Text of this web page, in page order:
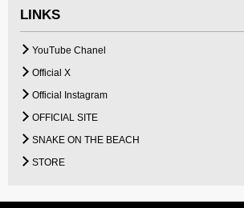
LINKS
YouTube Chanel
Official X
Official Instagram
OFFICIAL SITE
SNAKE ON THE BEACH
STORE